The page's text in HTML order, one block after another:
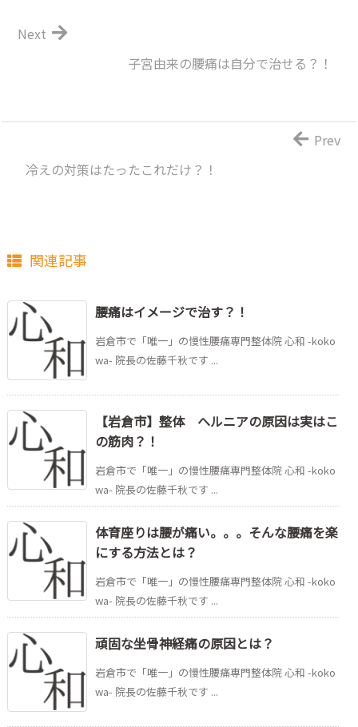
子宮由来の腰痛は自分で治せる？！
Next
冷えの対策はたったこれだけ？！
Prev
関連記事
腰痛はイメージで治す？！
岩倉市で「唯一」の慢性腰痛専門整体院 心和 -koko
wa- 院長の佐藤千秋です ...
【岩倉市】整体 ヘルニアの原因は実はこ
の筋肉？！
岩倉市で「唯一」の慢性腰痛専門整体院 心和 -koko
wa- 院長の佐藤千秋です ...
体育座りは腰が痛い。。。そんな腰痛を楽
にする方法とは？
岩倉市で「唯一」の慢性腰痛専門整体院 心和 -koko
wa- 院長の佐藤千秋です ...
頑固な坐骨神経痛の原因とは？
岩倉市で「唯一」の慢性腰痛専門整体院 心和 -koko
wa- 院長の佐藤千秋です ...